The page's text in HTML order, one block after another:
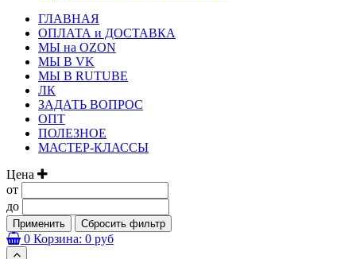
ГЛАВНАЯ
ОПЛАТА и ДОСТАВКА
МЫ на OZON
МЫ В VK
МЫ В RUTUBE
ЛК
ЗАДАТЬ ВОПРОС
ОПТ
ПОЛЕЗНОЕ
МАСТЕР-КЛАССЫ
Цена
от
до
Применить Сбросить фильтр
0 Корзина: 0 руб